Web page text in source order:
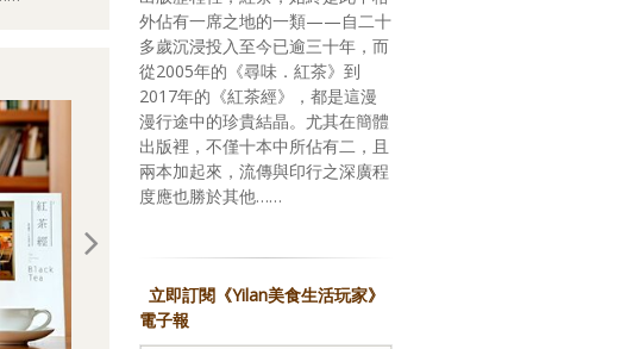
外佔有一席之地的一類——自二十
多歲沉浸投入至今已逾三十年，而
從2005年的《尋味．紅茶》到
2017年的《紅茶經》，都是這漫
漫行途中的珍貴結晶。尤其在簡體
出版裡，不僅十本中所佔有二，且
兩本加起來，流傳與印行之深廣程
度應也勝於其他……
立即訂閱《Yilan美食生活玩家》
電子報